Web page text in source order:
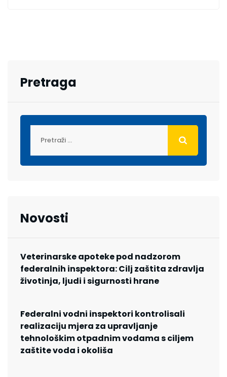
Pretraga
Novosti
Veterinarske apoteke pod nadzorom
federalnih inspektora: Cilj zaštita zdravlja
životinja, ljudi i sigurnosti hrane
Federalni vodni inspektori kontrolisali
realizaciju mjera za upravljanje
tehnološkim otpadnim vodama s ciljem
zaštite voda i okoliša